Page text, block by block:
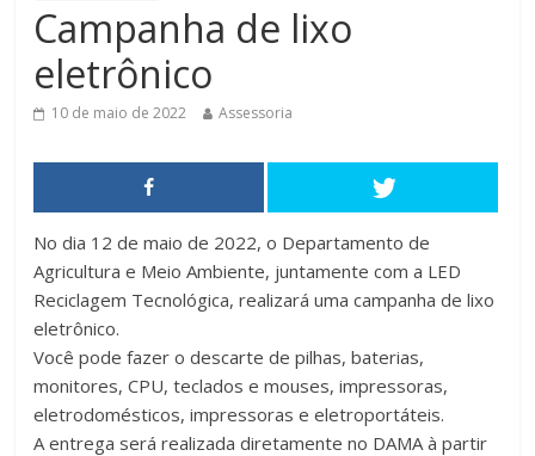
Campanha de lixo
eletrônico
10 de maio de 2022 Assessoria
No dia 12 de maio de 2022, o Departamento de
Agricultura e Meio Ambiente, juntamente com a LED
Reciclagem Tecnológica, realizará uma campanha de lixo
eletrônico.
Você pode fazer o descarte de pilhas, baterias,
monitores, CPU, teclados e mouses, impressoras,
eletrodomésticos, impressoras e eletroportáteis.
A entrega será realizada diretamente no DAMA à partir